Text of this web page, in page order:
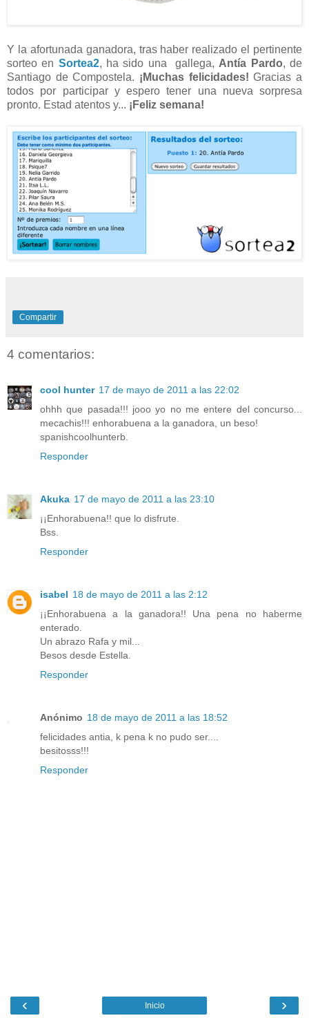
Y la afortunada ganadora, tras haber realizado el pertinente
sorteo en Sortea2, ha sido una gallega,Antía Pardo, de
Santiago de Compostela. ¡Muchas felicidades! Gracias a
todos por participar y espero tener una nueva sorpresa
pronto. Estad atentos y... ¡Feliz semana!
Compartir
4 comentarios:
cool hunter 17 de mayo de 2011 a las 22:02
ohhh que pasada!!! jooo yo no me entere del concurso...
mecachis!!! enhorabuena a la ganadora, un beso!
spanishcoolhunterb.
Responder
Akuka 17 de mayo de 2011 a las 23:10
¡¡Enhorabuena!! que lo disfrute.
Bss.
Responder
isabel 18 de mayo de 2011 a las 2:12
¡¡Enhorabuena a la ganadora!! Una pena no haberme
enterado.
Un abrazo Rafa y mil...
Besos desde Estella.
Responder
Anónimo 18 de mayo de 2011 a las 18:52
felicidades antia, k pena k no pudo ser....
besitosss!!!
Responder
‹ ›
Inicio